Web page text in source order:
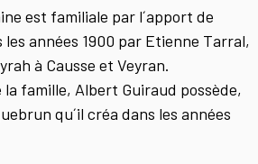
est familiale par l´apport de
années 1900 par Etienne Tarral,
à Causse et Veyran.
la famille, Albert Guiraud possède,
qu´il créa dans les années